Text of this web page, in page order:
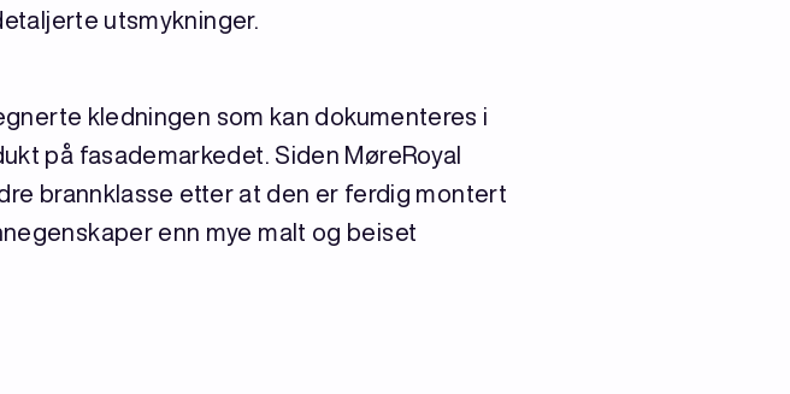
utsmykninger.
kledningen som kan dokumenteres i
på fasademarkedet. Siden MøreRoyal
brannklasse etter at den er ferdig montert
enn mye malt og beiset